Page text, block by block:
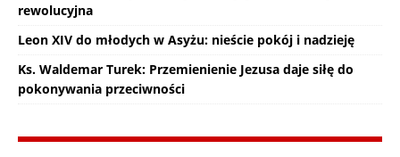
rewolucyjna
Leon XIV do młodych w Asyżu: nieście pokój i nadzieję
Ks. Waldemar Turek: Przemienienie Jezusa daje siłę do
pokonywania przeciwności